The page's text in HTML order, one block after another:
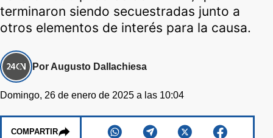
terminaron siendo secuestradas junto a
otros elementos de interés para la causa.
Por Augusto Dallachiesa
Domingo, 26 de enero de 2025 a las 10:04
COMPARTIR